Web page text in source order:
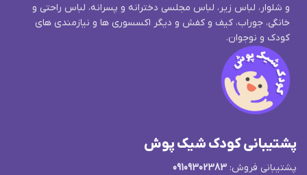
و شلوار، لباس زیر، لباس مجلسی دخترانه و پسرانه، لباس راحتی و
خانگی، جوراب، کیف و کفش و دیگر اکسسوری ها و نیازمندی های
کودک و نوجوان.
پشتیبانی کودک شیک پوش
پشتیبانی فروش: 09109302383